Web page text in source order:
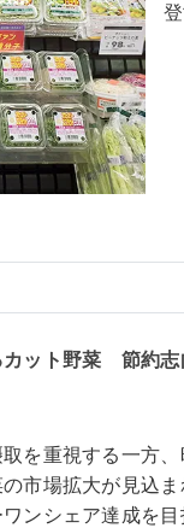
登
ット野菜 節約志
を重視する一方
市場拡大が見込
ンシェア達成を